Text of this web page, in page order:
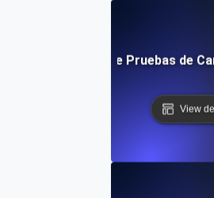
Alternativa de Pruebas de
View